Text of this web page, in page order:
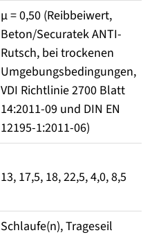
μ = 0,50 (Reibbeiwert,
Beton/Securatek ANTI-
Rutsch, bei trockenen
Umgebungsbedingungen,
VDI Richtlinie 2700 Blatt
14:2011-09 und DIN EN
12195-1:2011-06)
13, 17,5, 18, 22,5, 4,0, 8,5
Schlaufe(n), Trageseil